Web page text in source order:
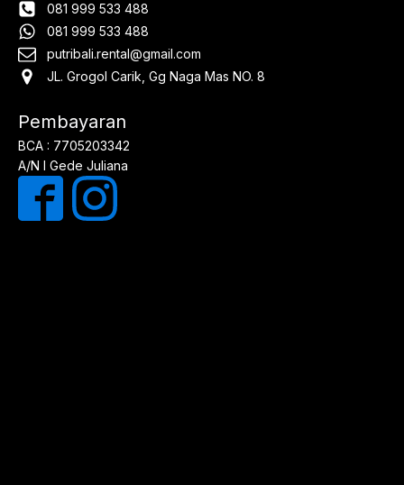
081 999 533 488
081 999 533 488
putribali.rental@gmail.com
JL. Grogol Carik, Gg Naga Mas NO. 8
Pembayaran
BCA : 7705203342
A/N I Gede Juliana